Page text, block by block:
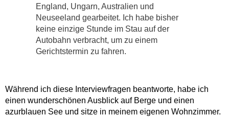
England, Ungarn, Australien und
Neuseeland gearbeitet. Ich habe bisher
keine einzige Stunde im Stau auf der
Autobahn verbracht, um zu einem
Gerichtstermin zu fahren.
Während ich diese Interviewfragen beantworte, habe ich
einen wunderschönen Ausblick auf Berge und einen
azurblauen See und sitze in meinem eigenen Wohnzimmer.